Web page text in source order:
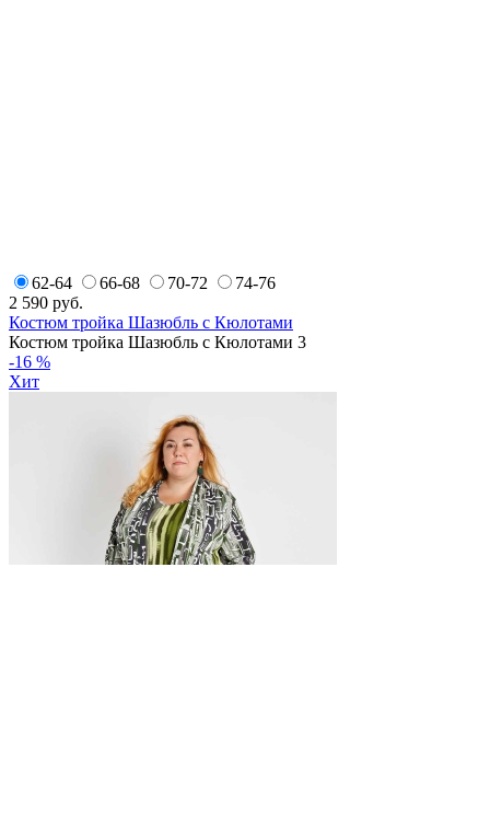
62-64 66-68 70-72
74-76
2 590 руб.
Костюм тройка Шазюбль с Кюлотами
Костюм тройка Шазюбль с Кюлотами 3
-16 %
Хит